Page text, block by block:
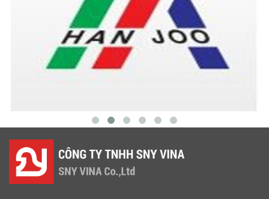
LƯỚI CHẮN NẮNG
LƯỚI CHẮN CÔN TRÙNG